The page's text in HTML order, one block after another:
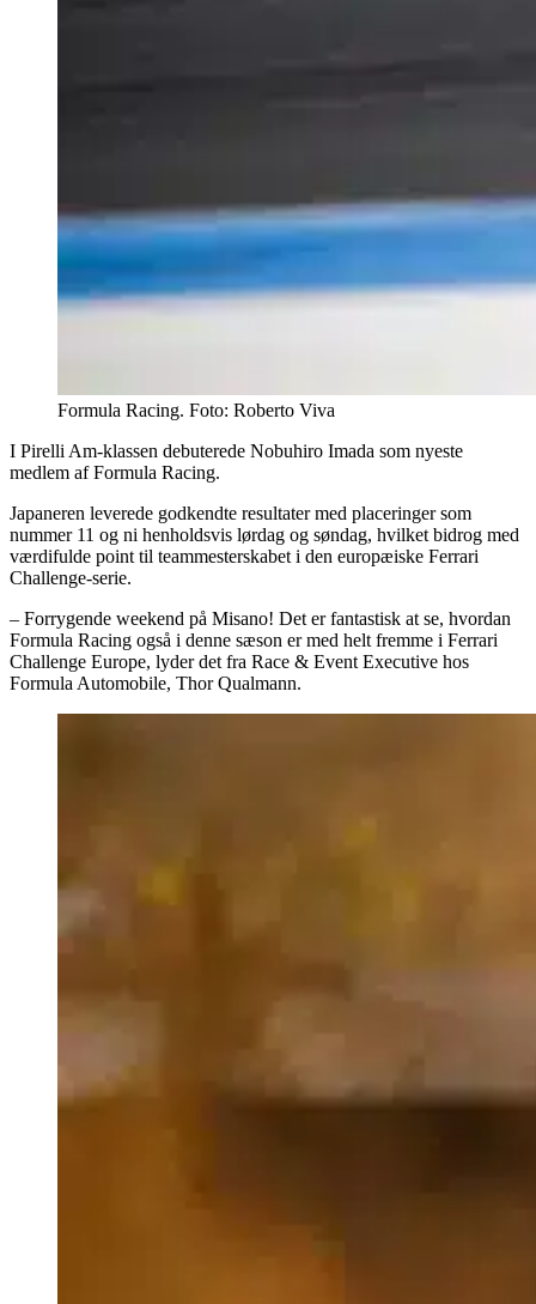
Formula Racing. Foto: Roberto Viva
I Pirelli Am-klassen debuterede Nobuhiro Imada som nyeste
medlem af Formula Racing.
Japaneren leverede godkendte resultater med placeringer som
nummer 11 og ni henholdsvis lørdag og søndag, hvilket bidrog med
værdifulde point til teammesterskabet i den europæiske Ferrari
Challenge-serie.
– Forrygende weekend på Misano! Det er fantastisk at se, hvordan
Formula Racing også i denne sæson er med helt fremme i Ferrari
Challenge Europe, lyder det fra Race & Event Executive hos
Formula Automobile, Thor Qualmann.